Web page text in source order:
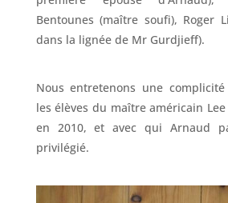
Bentounes (maître soufi), Roger
dans la lignée de Mr Gurdjieff).
Nous entretenons une
les élèves du maître américain
en 2010, et avec qui Arnaud
privilégié.